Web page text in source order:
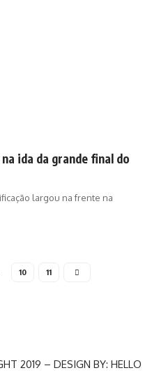
ida da grande final do
largou na frente na
10 11
2019 – DESIGN BY: HELLO